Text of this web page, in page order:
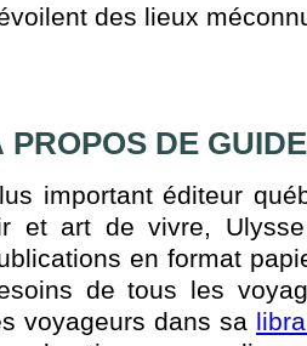
des lieux
PROPOS DE
important éditeur
et art de vivre,
en format
de tous les
voyageurs dans sa